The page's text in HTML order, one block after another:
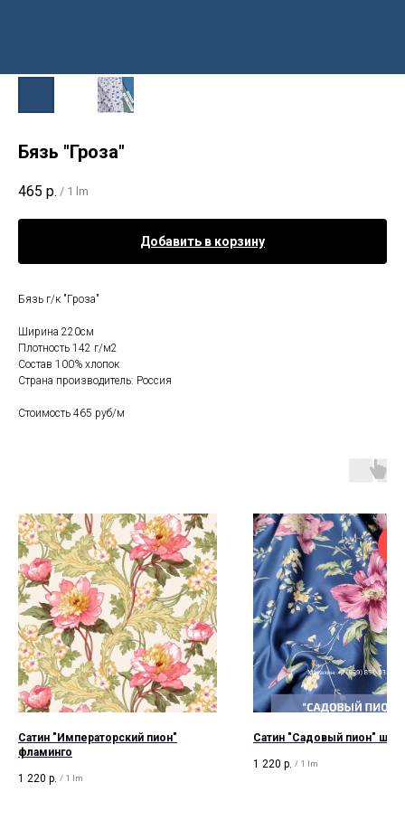
Бязь "Гроза"
465 р. / 1 lm
Добавить в корзину
Бязь г/к "Гроза"
Ширина 220см
Плотность 142 г/м2
Состав 100% хлопок
Страна производитель: Россия
Стоимость 465 руб/м
Сатин "Императорский пион"
фламинго
1 220 р. / 1 lm
Сатин "Садовый пион"
1 220 р. / 1 lm